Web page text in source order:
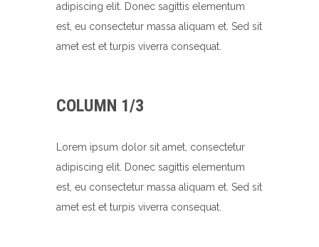
adipiscing elit. Donec sagittis elementum
est, eu consectetur massa aliquam et. Sed sit
amet est et turpis viverra consequat.
COLUMN 1/3
Lorem ipsum dolor sit amet, consectetur
adipiscing elit. Donec sagittis elementum
est, eu consectetur massa aliquam et. Sed sit
amet est et turpis viverra consequat.